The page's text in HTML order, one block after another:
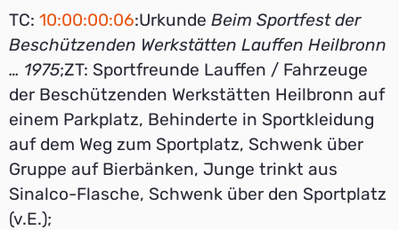
TC: 10:00:00:06:Urkunde Beim Sportfest der
Beschützenden Werkstätten Lauffen Heilbronn
… 1975;ZT: Sportfreunde Lauffen / Fahrzeuge
der Beschützenden Werkstätten Heilbronn auf
einem Parkplatz, Behinderte in Sportkleidung
auf dem Weg zum Sportplatz, Schwenk über
Gruppe auf Bierbänken, Junge trinkt aus
Sinalco-Flasche, Schwenk über den Sportplatz
(v.E.);